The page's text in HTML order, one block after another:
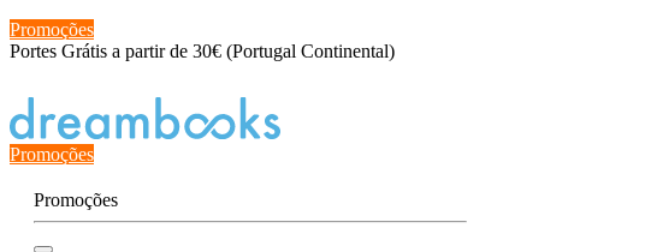
Promoções
Portes Grátis a partir de 30€ (Portugal Continental)
Promoções
Promoções